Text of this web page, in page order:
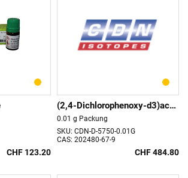
CHF 123.20
(2,4-Dichlorophenoxy-d3)acetic Acid
0.01 g Packung
SKU: CDN-D-5750-0.01G
CAS: 202480-67-9
CHF 484.80